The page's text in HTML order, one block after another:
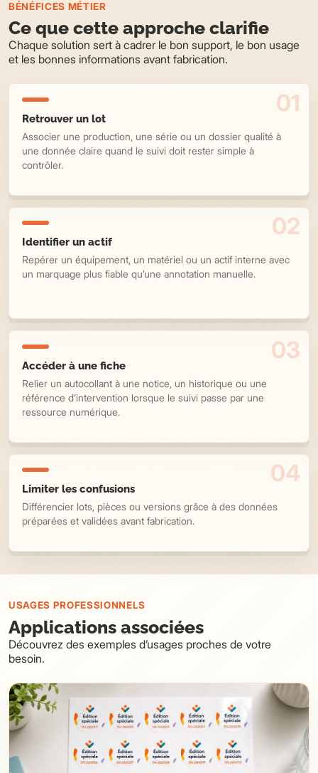
BÉNÉFICES MÉTIER
Ce que cette approche clarifie
Chaque solution sert à cadrer le bon support, le bon usage
et les bonnes informations avant fabrication.
Retrouver un lot
Associer une production, une série ou un dossier qualité à
une donnée claire quand le suivi doit rester simple à
contrôler.
Identifier un actif
Repérer un équipement, un matériel ou un actif interne avec
un marquage plus fiable qu’une annotation manuelle.
Accéder à une fiche
Relier un autocollant à une notice, un historique ou une
référence d’intervention lorsque le suivi passe par une
ressource numérique.
Limiter les confusions
Différencier lots, pièces ou versions grâce à des données
préparées et validées avant fabrication.
USAGES PROFESSIONNELS
Applications associées
Découvrez des exemples d’usages proches de votre
besoin.